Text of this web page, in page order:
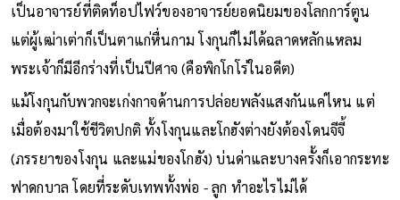
เป็นอาจารย์ที่ติดท็อปไฟว์ของอาจารย์ยอดนิยมของโลกการ์ตูน
แต่ผู้เฒ่าเต่าก็เป็นตาแก่หื่นกาม โงกุนก็ไม่ได้ฉลาดหลักแหลม
พระเจ้าก็มีอีกร่างที่เป็นปีศาจ (คือพิกโกโร่ในอดีต)
แม้โงกุนกับพวกจะเก่งกาจด้านการปล่อยพลังแสงกันแค่ไหน แต่
เมื่อต้องมาใช้ชีวิตปกติ ทั้งโงกุนและโกฮังต่างยังต้องโดนจีจี้
(ภรรยาของโงกุน และแม่ของโกฮัง) บ่นด่าและบางครั้งก็เอากระทะ
ฟาดกบาล โดยที่ระดับเทพทั้งพ่อ - ลูก ทำอะไรไม่ได้